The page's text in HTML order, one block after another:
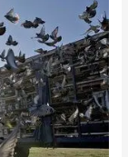
الغاز
ببدر